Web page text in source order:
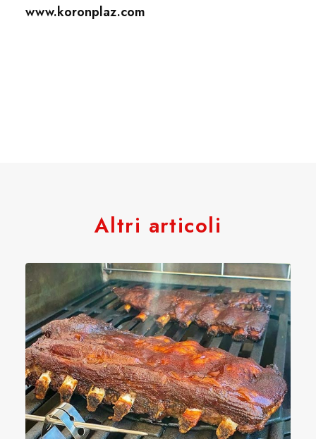
www.koronplaz.com
Altri articoli